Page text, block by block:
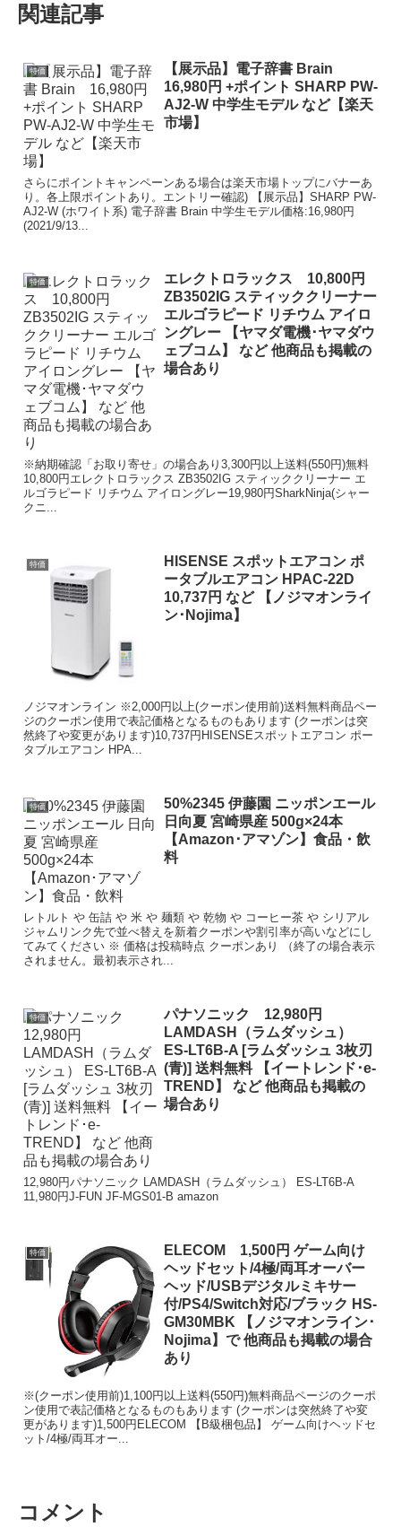
関連記事
特価
【展示品】電子辞書 Brain
16,980円 +ポイント SHARP PW-
AJ2-W 中学生モデル など【楽天
市場】
さらにポイントキャンペーンある場合は楽天市場トップにバナーあ
り。各上限ポイントあり。エントリー確認) 【展示品】SHARP PW-
AJ2-W (ホワイト系) 電子辞書 Brain 中学生モデル価格:16,980円
(2021/9/13...
特価
エレクトロラックス 10,800円
ZB3502IG スティッククリーナー
エルゴラピード リチウム アイロ
ングレー 【ヤマダ電機･ヤマダウ
ェブコム】 など 他商品も掲載の
場合あり
※納期確認「お取り寄せ」の場合あり3,300円以上送料(550円)無料
10,800円エレクトロラックス ZB3502IG スティッククリーナー エ
ルゴラピード リチウム アイロングレー19,980円SharkNinja(シャー
クニ...
特価
HISENSE スポットエアコン ポ
ータブルエアコン HPAC-22D
10,737円 など 【ノジマオンライ
ン･Nojima】
ノジマオンライン ※2,000円以上(クーポン使用前)送料無料商品ペー
ジのクーポン使用で表記価格となるものもあります (クーポンは突
然終了や変更があります)10,737円HISENSEスポットエアコン ポー
タブルエアコン HPA...
特価
50%2345 伊藤園 ニッポンエール
日向夏 宮崎県産 500g×24本
【Amazon･アマゾン】食品・飲
料
レトルト や 缶詰 や 米 や 麺類 や 乾物 や コーヒー茶 や シリアル
ジャムリンク先で並べ替えを新着クーポンや割引率が高いなどにし
てみてください ※ 価格は投稿時点 クーポンあり （終了の場合表示
されません。最初表示され...
特価
パナソニック 12,980円
LAMDASH（ラムダッシュ）
ES-LT6B-A [ラムダッシュ 3枚刃
(青)] 送料無料 【イートレンド･e-
TREND】 など 他商品も掲載の
場合あり
12,980円パナソニック LAMDASH（ラムダッシュ） ES-LT6B-A
11,980円J-FUN JF-MGS01-B amazon
特価
ELECOM 1,500円 ゲーム向け
ヘッドセット/4極/両耳オーバー
ヘッド/USBデジタルミキサー
付/PS4/Switch対応/ブラック HS-
GM30MBK 【ノジマオンライン･
Nojima】で 他商品も掲載の場合
あり
※(クーポン使用前)1,100円以上送料(550円)無料商品ページのクーポ
ン使用で表記価格となるものもあります (クーポンは突然終了や変
更があります)1,500円ELECOM 【B級梱包品】 ゲーム向けヘッドセ
ット/4極/両耳オー...
コメント